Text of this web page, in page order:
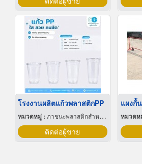
โรงงานผลิตแก้วพลาสติกPP
หมวดหมู่ : ภาชนะพลาสติกสำหรับบรรจุ
ติดต่อผู้ขาย
แผงกั้
หมวดห